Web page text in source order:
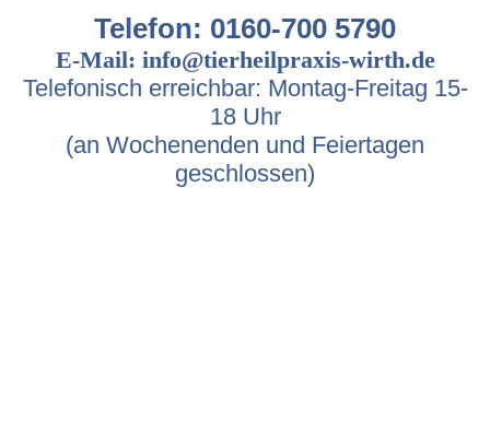
Telefon: 0160-700 5790
E-Mail: info@tierheilpraxis-wirth.de
Telefonisch erreichbar: Montag-Freitag 15-
18 Uhr
(an Wochenenden und Feiertagen
geschlossen)